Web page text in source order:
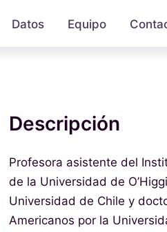
Datos Equipo
Descripción
Profesora asistente del
de la Universidad de
Universidad de Chile y
Americanos por la